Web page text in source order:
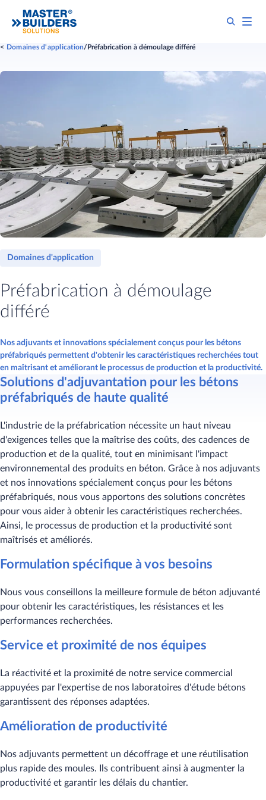
Domaines d'application Préfabrication à démoulage différé
Domaines d'application
Préfabrication à démoulage
différé
Nos adjuvants et innovations spécialement conçus pour les bétons
préfabriqués permettent d'obtenir les caractéristiques recherchées tout
en maîtrisant et améliorant le processus de production et la productivité.
Solutions d'adjuvantation pour les bétons
préfabriqués de haute qualité
L'industrie de la préfabrication nécessite un haut niveau
d'exigences telles que la maîtrise des coûts, des cadences de
production et de la qualité, tout en minimisant l'impact
environnemental des produits en béton. Grâce à nos adjuvants
et nos innovations spécialement conçus pour les bétons
préfabriqués, nous vous apportons des solutions concrètes
pour vous aider à obtenir les caractéristiques recherchées.
Ainsi, le processus de production et la productivité sont
maîtrisés et améliorés.
Formulation spécifique à vos besoins
Nous vous conseillons la meilleure formule de béton adjuvanté
pour obtenir les caractéristiques, les résistances et les
performances recherchées.
Service et proximité de nos équipes
La réactivité et la proximité de notre service commercial
appuyées par l'expertise de nos laboratoires d'étude bétons
garantissent des réponses adaptées.
Amélioration de productivité
Nos adjuvants permettent un décoffrage et une réutilisation
plus rapide des moules. Ils contribuent ainsi à augmenter la
productivité et garantir les délais du chantier.